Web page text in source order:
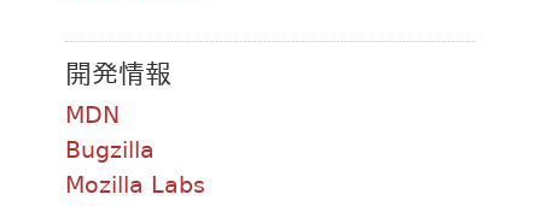
開発情報
MDN
Bugzilla
Mozilla Labs